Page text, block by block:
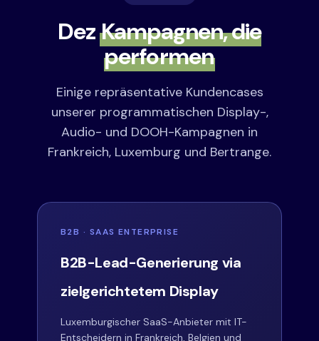
DezKampagnen, die
performen
Einige repräsentative Kundencases
unserer programmatischen Display-,
Audio- und DOOH-Kampagnen in
Frankreich, Luxemburg und Bertrange.
B2B · SAAS ENTERPRISE
B2B-Lead-Generierung via
zielgerichtetem Display
Luxemburgischer SaaS-Anbieter mit IT-
Entscheidern in Frankreich, Belgien und